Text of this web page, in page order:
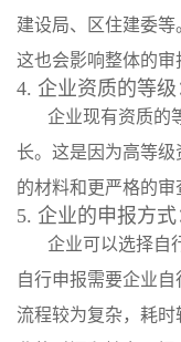
建设局、区住建委等
这也会影响整体的审
4. 企业资质的等级
企业现有资质的
长。这是因为高等
的材料和更严格的审
5. 企业的申报方式
企业可以选择自
自行申报需要企业自
流程较为复杂，耗